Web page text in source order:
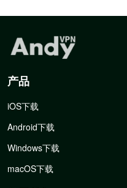
产品
iOS下载
Android下载
Windows下载
macOS下载